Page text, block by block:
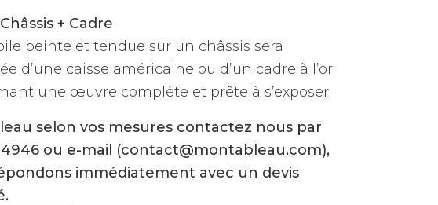
+ Cadre
peinte et tendue sur un châssis sera
d’une caisse américaine ou d’un cadre à l’or
une œuvre complète et prête à s’exposer.
selon vos mesures contactez nous par
ou e-mail (contact@montableau.com),
immédiatement avec un devis